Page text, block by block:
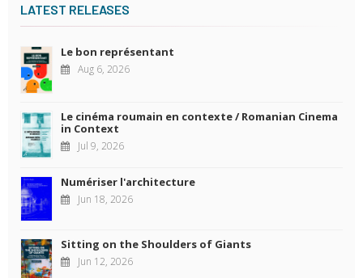
LATEST RELEASES
Le bon représentant
Aug 6, 2026
Le cinéma roumain en contexte / Romanian Cinema
in Context
Jul 9, 2026
Numériser l'architecture
Jun 18, 2026
Sitting on the Shoulders of Giants
Jun 12, 2026